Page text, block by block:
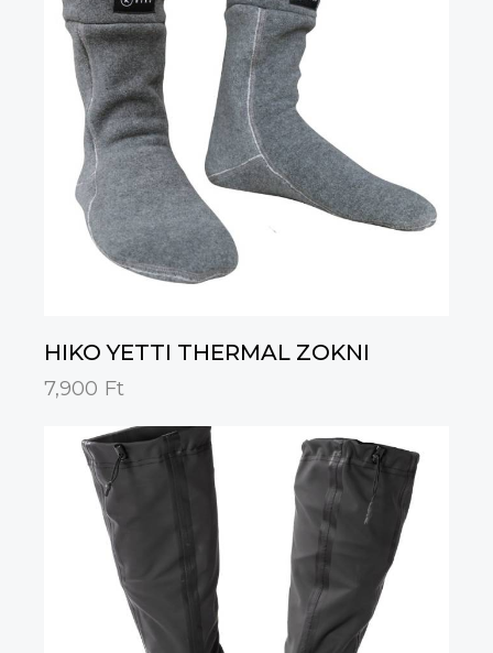
HIKO YETTI THERMAL ZOKNI
7,900 Ft